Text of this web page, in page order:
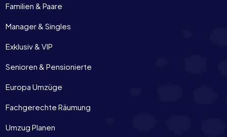
Familien & Paare
Manager & Singles
Exklusiv & VIP
Senioren & Pensionierte
Europa Umzüge
Fachgerechte Räumung
Umzug Planen